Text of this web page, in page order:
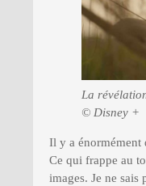
La
© Disney +
Il y a énormément
Ce qui frappe au
images. Je ne sais